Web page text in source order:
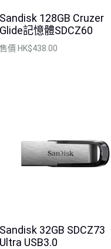
Sandisk 128GB Cruzer
Glide記憶體SDCZ60
售價 HK$438.00
Sandisk 32GB SDCZ73
Ultra USB3.0